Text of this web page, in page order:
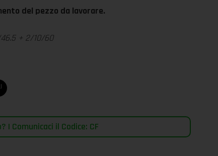
del pezzo da lavorare.
+ 2/10/60
| Comunicaci il Codice: CF